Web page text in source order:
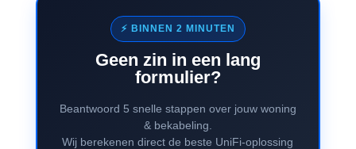
⚡ BINNEN 2 MINUTEN
Geen zin in een lang
formulier?
Beantwoord 5 snelle stappen over jouw woning
& bekabeling.
Wij berekenen direct de beste UniFi-oplossing